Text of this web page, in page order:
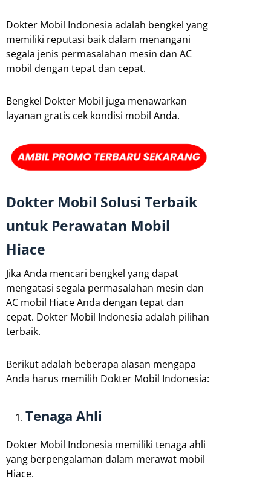
Dokter Mobil Indonesia adalah bengkel yang
memiliki reputasi baik dalam menangani
segala jenis permasalahan mesin dan AC
mobil dengan tepat dan cepat.
Bengkel Dokter Mobil juga menawarkan
layanan gratis cek kondisi mobil Anda.
Dokter Mobil Solusi Terbaik
untuk Perawatan Mobil
Hiace
Jika Anda mencari bengkel yang dapat
mengatasi segala permasalahan mesin dan
AC mobil Hiace Anda dengan tepat dan
cepat. Dokter Mobil Indonesia adalah pilihan
terbaik.
Berikut adalah beberapa alasan mengapa
Anda harus memilih Dokter Mobil Indonesia:
Tenaga Ahli
Dokter Mobil Indonesia memiliki tenaga ahli
yang berpengalaman dalam merawat mobil
Hiace.